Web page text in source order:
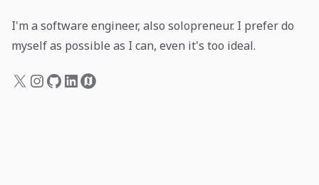
I'm a software engineer, also solopreneur. I prefer do
myself as possible as I can, even it's too ideal.